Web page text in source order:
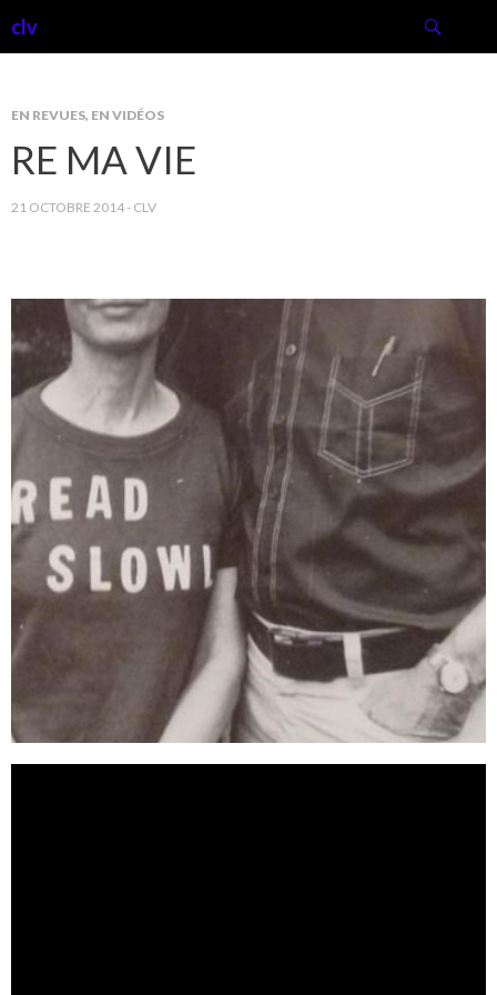
clv
EN REVUES, EN VIDÉOS
RE MA VIE
21 OCTOBRE 2014 CLV